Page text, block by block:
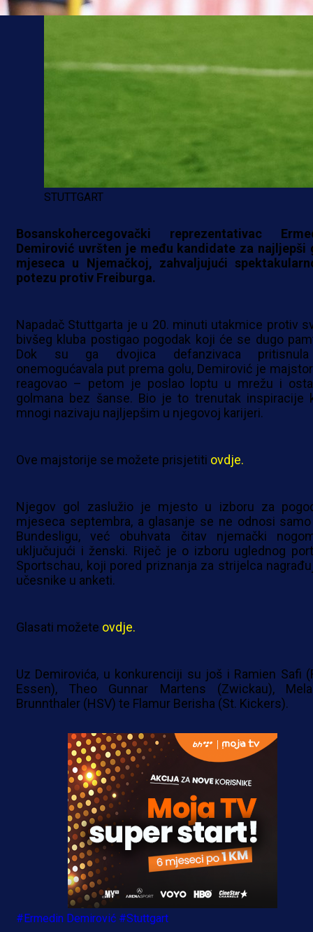
STUTTGART
Bosanskohercegovački reprezentativac
Demirović uvršten je među kandidate za najljepši
mjeseca u Njemačkoj, zahvaljujući
potezu protiv Freiburga.
Napadač Stuttgarta je u 20. minuti utakmice protiv
bivšeg kluba postigao pogodak koji će se dugo
Dok su ga dvojica defanzivaca
onemogućavala put prema golu, Demirović je
reagovao – petom je poslao loptu u mrežu i
golmana bez šanse. Bio je to trenutak inspiracije
mnogi nazivaju najljepšim u njegovoj karijeri.
Ove majstorije se možete prisjetiti ovdje.
Njegov gol zaslužio je mjesto u izboru za
mjeseca septembra, a glasanje se ne odnosi
Bundesligu, već obuhvata čitav njemački
uključujući i ženski. Riječ je o izboru uglednog
Sportschau, koji pored priznanja za strijelca
učesnike u anketi.
Glasati možete ovdje.
Uz Demirovića, u konkurenciji su još i Ramien Safi
Essen), Theo Gunnar Martens (Zwickau),
Brunnthaler (HSV) te Flamur Berisha (St. Kickers).
#Ermedin Demirović #Stuttgart